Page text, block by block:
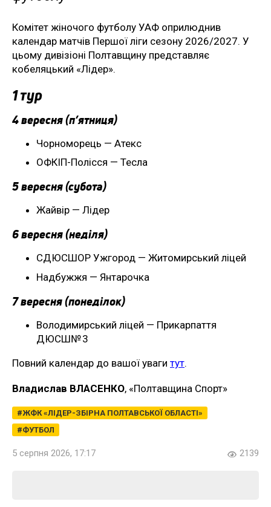
Комітет жіночого футболу УАФ оприлюднив
календар матчів Першої ліги сезону 2026/2027. У
цьому дивізіоні Полтавщину представляє
кобеляцький «Лідер».
1 тур
4 вересня (п’ятниця)
Чорноморець — Атекс
ОФКІП-Полісся — Тесла
5 вересня (субота)
Жайвір — Лідер
6 вересня (неділя)
СДЮСШОР Ужгород — Житомирський ліцей
Надбужжя — Янтарочка
7 вересня (понеділок)
Володимирський ліцей — Прикарпаття
ДЮСШ№ 3
Повний календар до вашої уваги тут.
Владислав ВЛАСЕНКО, «Полтавщина Спорт»
ЖФК «ЛІДЕР-ЗБІРНА ПОЛТАВСЬКОЇ ОБЛАСТІ»
ФУТБОЛ
5 серпня 2026, 17:17 2139